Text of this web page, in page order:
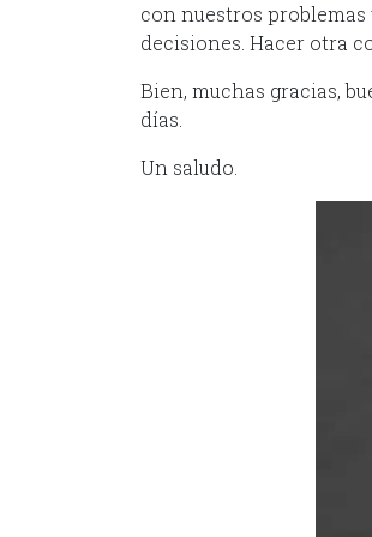
con nuestros
decisiones. Hacer otra
Bien, muchas gracias,
días.
Un saludo.